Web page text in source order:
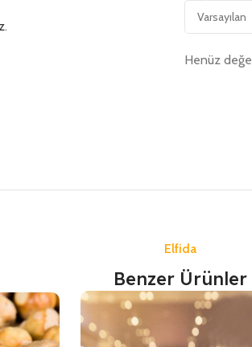
Henüz
.
Elfida
Benzer Ürünler